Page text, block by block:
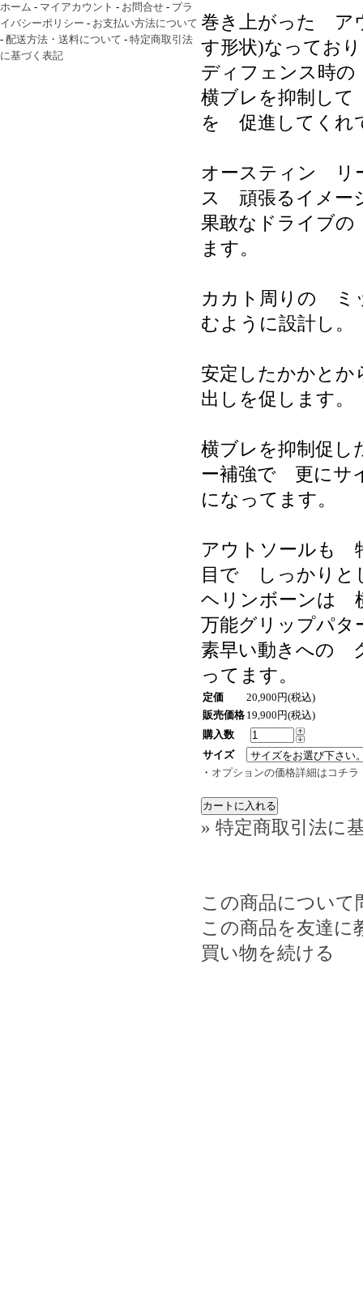
巻き上がった ア
す形状)なってお
ディフェンス時
横ブレを抑制し
を 促進してくれ
オースティン
ス 頑張るイメー
果敢なドライブ
ます。
カカト周りの ミ
むように設計し。
安定したかかと
出しを促します。
横ブレを抑制促
ー補強で 更にサ
になってます。
アウトソールも
目で しっかりと
ヘリンボーンは
万能グリップパタ
素早い動きへの
ってます。
定価
20,900円(税込)
販売価格 19,900円(税込)
購入数
サイズ
・ オプションの価格詳細はコチラ
» 特定商取引法に
この商品について
この商品を友達に
買い物を続ける
ホーム - マイアカウント - お問合せ - プラ
イバシーポリシー - お支払い方法について
- 配送方法・送料について - 特定商取引法
に基づく表記